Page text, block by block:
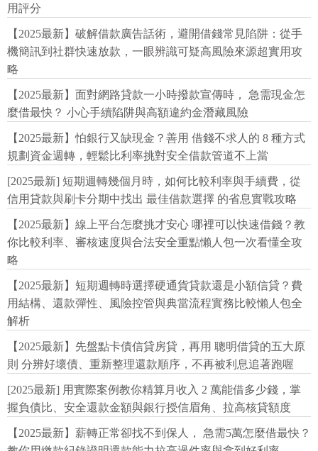
用評分
【2025最新】破解借款廣告話術，避開借錢常見陷阱：從手
機簡訊到社群快速放款，一眼辨識可疑高風險來源超實用攻
略
【2025最新】面對網路貸款一小時撥款宣傳時， 急需現金怎
麼借最快？ 小心手續陷阱與高額違約金潛藏風險
【2025最新】怕銀行又缺現金？善用 借錢不求人的 8 種方式
規劃資金週轉，輕鬆比利率挑對安全借款管道不上當
[2025最新] 短期週轉幾個月時，如何比較利率與手續費，從
信用貸款與刷卡分期中找出 最佳借款選擇 的省息實戰攻略
【2025最新】線上平台怎麼挑才安心 哪裡可以快速借錢？教
你比較利率、審核速度與合法安全重點懶人包一次看懂全攻
略
【2025最新】短期週轉時選擇硬通貨貸款還是小額信貸？費
用結構、還款彈性、風險控管與典當流程實務比較懶人包全
解析
【2025最新】先盤點卡債信貸房貸，再用 聰明借貸的五大原
則 分辨好壞債、重新整理還款順序，不再被利息追著跑喔
[2025最新] 用實際案例教你精算月收入 2 萬能借多少錢，掌
握負債比、安全還款金額與銀行授信眉角、拉高核貸額度
【2025最新】薪轉正常卻找不到保人， 急需5萬怎麼借最快？